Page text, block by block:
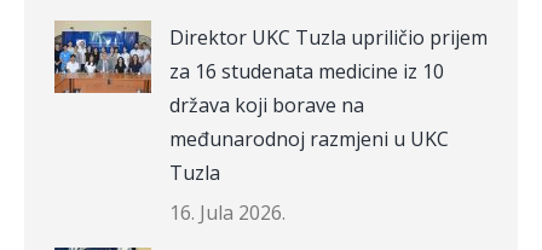
Direktor UKC Tuzla upriličio prijem
za 16 studenata medicine iz 10
država koji borave na
međunarodnoj razmjeni u UKC
Tuzla
16. Jula 2026.